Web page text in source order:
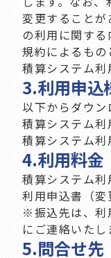
変更すること
の利用に関す
規約によるもの
積算システム利
3.利用申込
以下からダウン
積算システム利
積算システム
4.利用料金
積算システム
利用申込書（変
※振込先は、利
にご連絡いたし
5.問合せ先